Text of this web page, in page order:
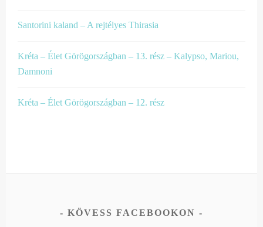
Santorini kaland – A rejtélyes Thirasia
Kréta – Élet Görögországban – 13. rész – Kalypso, Mariou,
Damnoni
Kréta – Élet Görögországban – 12. rész
KÖVESS FACEBOOKON